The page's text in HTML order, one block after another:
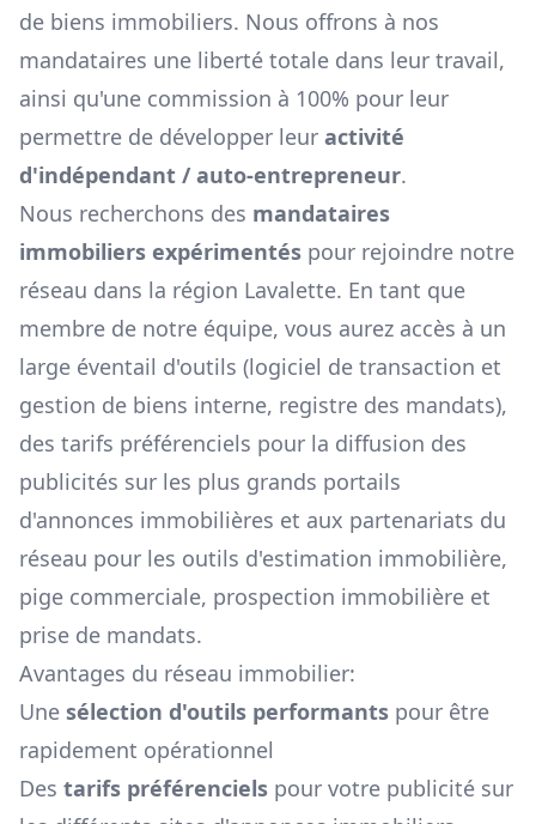
de biens immobiliers. Nous offrons à nos
mandataires une liberté totale dans leur travail,
ainsi qu'une commission à 100% pour leur
permettre de développer leur activité
d'indépendant / auto-entrepreneur.
Nous recherchons des mandataires
immobiliers expérimentés pour rejoindre notre
réseau dans la région Lavalette. En tant que
membre de notre équipe, vous aurez accès à un
large éventail d'outils (logiciel de transaction et
gestion de biens interne, registre des mandats),
des tarifs préférenciels pour la diffusion des
publicités sur les plus grands portails
d'annonces immobilières et aux partenariats du
réseau pour les outils d'estimation immobilière,
pige commerciale, prospection immobilière et
prise de mandats.
Avantages du réseau immobilier:
Une sélection d'outils performants pour être
rapidement opérationnel
Des tarifs préférenciels pour votre publicité sur